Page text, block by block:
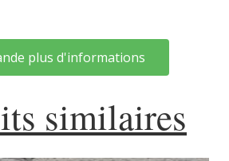
plus d'informations
similaires